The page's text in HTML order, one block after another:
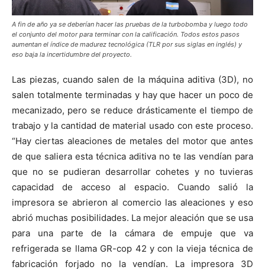
A fin de año ya se deberían hacer las pruebas de la turbobomba y luego todo
el conjunto del motor para terminar con la calificación. Todos estos pasos
aumentan el índice de madurez tecnológica (TLR por sus siglas en inglés) y
eso baja la incertidumbre del proyecto.
Las piezas, cuando salen de la máquina aditiva (3D), no
salen totalmente terminadas y hay que hacer un poco de
mecanizado, pero se reduce drásticamente el tiempo de
trabajo y la cantidad de material usado con este proceso.
“Hay ciertas aleaciones de metales del motor que antes
de que saliera esta técnica aditiva no te las vendían para
que no se pudieran desarrollar cohetes y no tuvieras
capacidad de acceso al espacio. Cuando salió la
impresora se abrieron al comercio las aleaciones y eso
abrió muchas posibilidades. La mejor aleación que se usa
para una parte de la cámara de empuje que va
refrigerada se llama GR-cop 42 y con la vieja técnica de
fabricación forjado no la vendían. La impresora 3D